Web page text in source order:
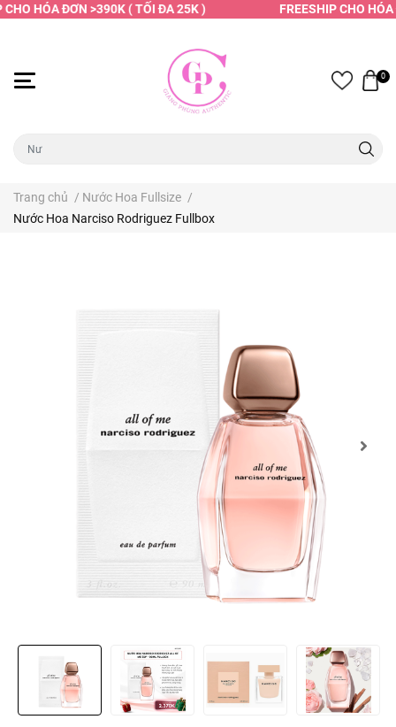
HÓA ĐƠN >390K ( TỐI ĐA 25K ) FREESHIP CHO
0
Trang chủ / Nước Hoa Fullsize /
Nước Hoa Narciso Rodriguez Fullbox